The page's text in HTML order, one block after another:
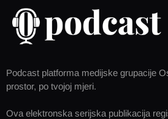
Podcast platforma medijske grupacije
prostor, po tvojoj mjeri.
Ova elektronska serijska publikacija